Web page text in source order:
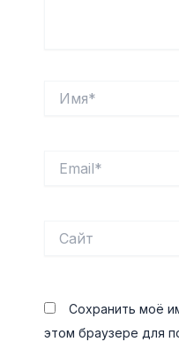
Сохранить моё
этом браузере для